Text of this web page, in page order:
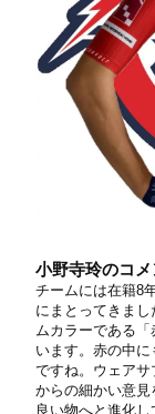
小野寺玲のコメ
チームには在籍8
にまとってきま
ムカラーである
います。赤の中
ですね。ウェア
からの細かい意
良い物へと進化